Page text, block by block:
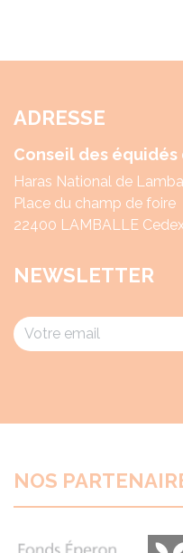
ADRESSE
Conseil des
Haras National de
Place du champ de foire
22400 LAMBALLE
NEWSLETTER
NOS